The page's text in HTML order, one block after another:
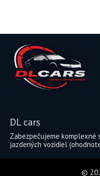
DL cars
Zabezpečujeme komplexné
jazdených vozidiel
©